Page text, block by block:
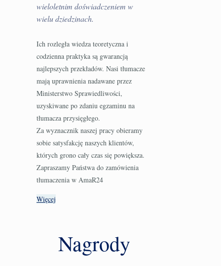
wieloletnim doświadczeniem w
wielu dziedzinach.
Ich rozległa wiedza teoretyczna i
codzienna praktyka są gwarancją
najlepszych przekładów. Nasi tłumacze
mają uprawnienia nadawane przez
Ministerstwo Sprawiedliwości,
uzyskiwane po zdaniu egzaminu na
tłumacza przysięgłego.
Za wyznacznik naszej pracy obieramy
sobie satysfakcję naszych klientów,
których grono cały czas się powiększa.
Zapraszamy Państwa do zamówienia
tłumaczenia w AmaR24
Więcej
Nagrody